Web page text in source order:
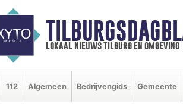
lokaal nieuws tilburg en omgeving
112 Algemeen Bedrijvengids Gemeente